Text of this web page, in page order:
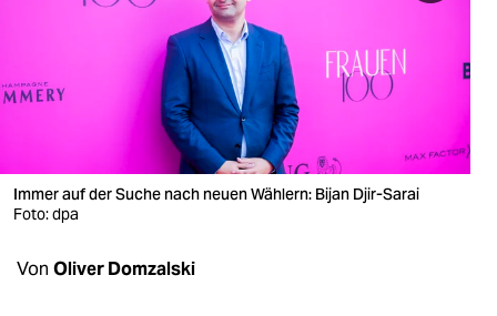
verlag
verlag
veranstaltungen
Immer auf der Suche nach neuen Wählern: Bijan Djir-Sarai
Foto: dpa
Von Oliver Domzalski